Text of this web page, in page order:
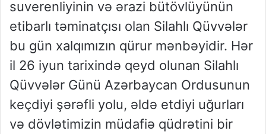
suverenliyinin və ərazi bütövlüyünün
etibarlı təminatçısı olan Silahlı Qüvvələr
bu gün xalqımızın qürur mənbəyidir. Hər
il 26 iyun tarixində qeyd olunan Silahlı
Qüvvələr Günü Azərbaycan Ordusunun
keçdiyi şərəfli yolu, əldə etdiyi uğurları
və dövlətimizin müdafiə qüdrətini bir